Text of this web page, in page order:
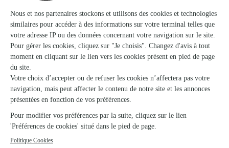
Chappes
★ ★ ★ ★ ★
J'ai déjà répondu à cette enquête de…
J'ai déjà répondu à cette enquête de qualité avec grande
satisfaction.
★ ★ ★ ★